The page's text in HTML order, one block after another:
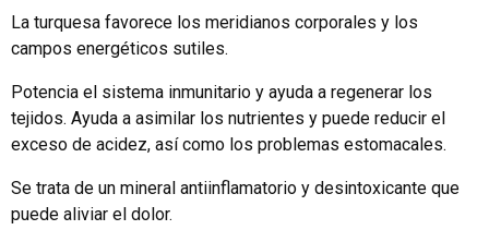
La turquesa favorece los meridianos corporales y los
campos energéticos sutiles.
Potencia el sistema inmunitario y ayuda a regenerar los
tejidos. Ayuda a asimilar los nutrientes y puede reducir el
exceso de acidez, así como los problemas estomacales.
Se trata de un mineral antiinflamatorio y desintoxicante que
puede aliviar el dolor.